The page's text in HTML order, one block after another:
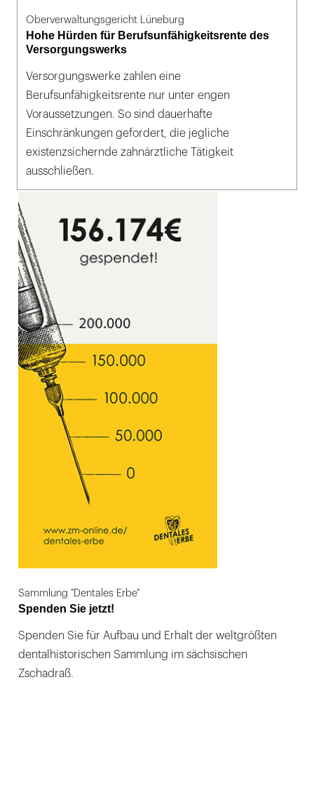
Oberverwaltungsgericht Lüneburg
Hohe Hürden für Berufsunfähigkeitsrente des
Versorgungswerks
Versorgungswerke zahlen eine
Berufsunfähigkeitsrente nur unter engen
Voraussetzungen. So sind dauerhafte
Einschränkungen gefordert, die jegliche
existenzsichernde zahnärztliche Tätigkeit
ausschließen.
Sammlung "Dentales Erbe"
Spenden Sie jetzt!
Spenden Sie für Aufbau und Erhalt der weltgrößten
dentalhistorischen Sammlung im sächsischen
Zschadraß.